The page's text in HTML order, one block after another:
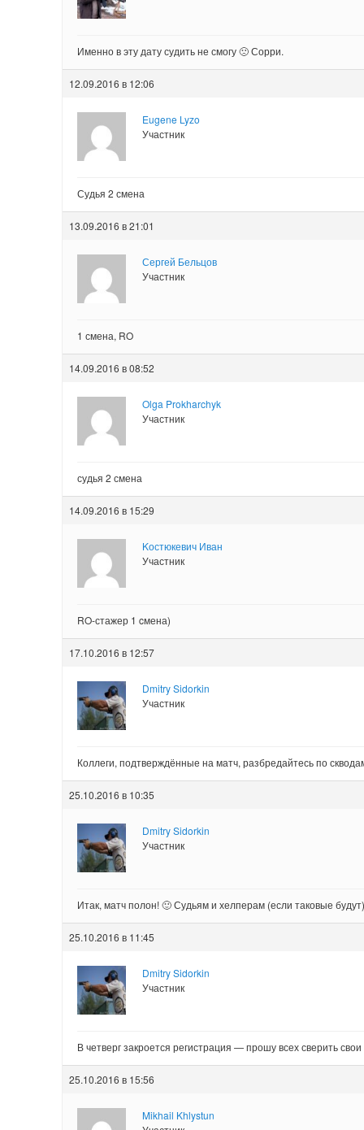
Именно в эту дату судить не смогу 🙁 Сорри.
12.09.2016 в 12:06
Eugene Lyzo
Участник
Судья 2 смена
13.09.2016 в 21:01
Сергей Бельцов
Участник
1 смена, RO
14.09.2016 в 08:52
Olga Prokharchyk
Участник
судья 2 смена
14.09.2016 в 15:29
Kостюкевич Иван
Участник
RO-стажер 1 cмена)
17.10.2016 в 12:57
Dmitry Sidorkin
Участник
Коллеги, подтверждённые на матч, разбредайтесь по
25.10.2016 в 10:35
Dmitry Sidorkin
Участник
Итак, матч полон! 🙂 Судьям и хелперам (если таковые
25.10.2016 в 11:45
Dmitry Sidorkin
Участник
В четверг закроется регистрация — прошу всех сверить
25.10.2016 в 15:56
Mikhail Khlystun